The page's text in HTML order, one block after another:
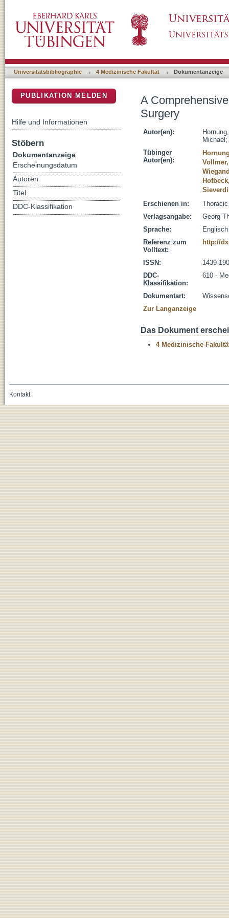
Universitätsbibliographie → 4 Medizinische Fakultät → Dokumentanzeige
A
Surgery
Autor(en):
Michael ;
Tübinger
Autor(en):
Erschienen in:
Verlagsangabe:
Georg
Sprache:
Englisch
Referenz zum
Volltext:
http://
ISSN:
1439-
DDC-
Klassifikation:
610 -
Dokumentart:
Zur Langanzeige
Das Dokument
4 Medizinische
PUBLIKATION MELDEN
Hilfe und Informationen
Stöbern
Dokumentanzeige
Erscheinungsdatum
Autoren
Titel
DDC-Klassifikation
Kontakt